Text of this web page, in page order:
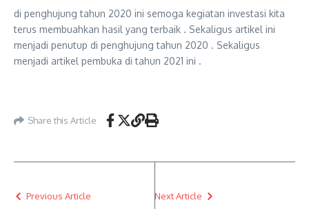
di penghujung tahun 2020 ini semoga kegiatan investasi kita
terus membuahkan hasil yang terbaik . Sekaligus artikel ini
menjadi penutup di penghujung tahun 2020 . Sekaligus
menjadi artikel pembuka di tahun 2021 ini .
Share this Article
Previous Article Next Article